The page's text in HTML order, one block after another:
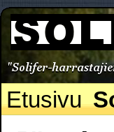
Etusivu